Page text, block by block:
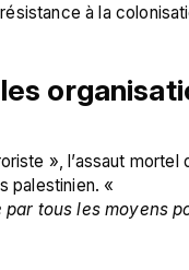
à la
», l’assaut mortel
palestinien. «
tous les moyens